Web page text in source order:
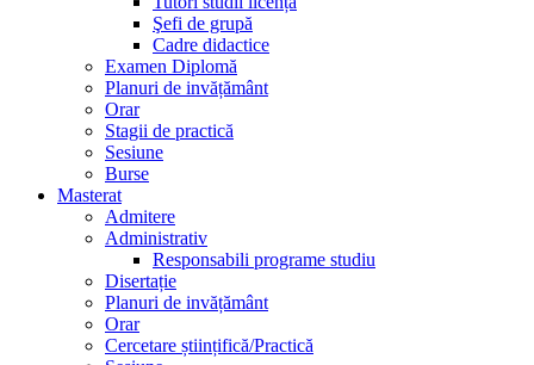
Şefi de grupă
Cadre didactice
Examen Diplomă
Planuri de invățământ
Orar
Stagii de practică
Sesiune
Burse
Masterat
Admitere
Administrativ
Responsabili programe studiu
Disertație
Planuri de invățământ
Orar
Cercetare științifică/Practică